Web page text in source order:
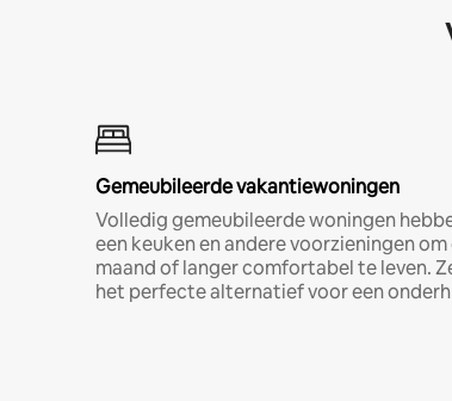
Gemeubileerde vakantiewoningen
Volledig gemeubileerde woningen
een keuken en andere voorzieningen om
maand of langer comfortabel te leven.
het perfecte alternatief voor een